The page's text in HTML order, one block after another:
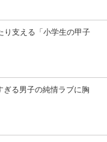
り支える「小学生の甲子
ぎる男子の純情ラブに胸